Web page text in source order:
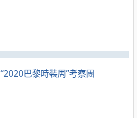
“2020巴黎時裝周”考察團